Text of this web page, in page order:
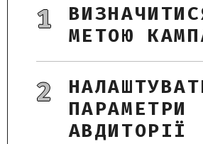
1
МЕТОЮ
2
ПАРАМЕТРИ
АВДИТОРІЇ